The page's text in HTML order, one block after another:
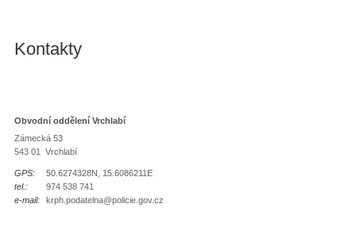
Kontakty
Obvodní oddělení Vrchlabí
Zámecká 53
543 01 Vrchlabí
GPS:
50.6274328N, 15.6086211E
tel.:
974 538 741
e-mail:
krph.podatelna@policie.gov.cz